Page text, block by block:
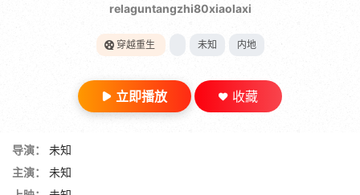
relaguntangzhi80xiaolaxi
穿越重生 未知 内地
立即播放 收藏
导演：
未知
主演：
未知